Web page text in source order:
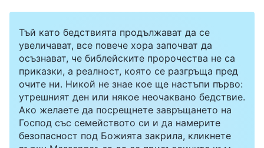
се почувствах малко разстроена заради
извинението си да избегна дълга, затова се
помолих на Бог: „Боже, искам да изпълнявам
дълга си, но клиниката е толкова натоварена
и наистина не мога да напусна. Чувствам се
доста разстроена, че отказвам дълга си, моля
Те, води ме, за да разбера намерението Ти“.
Тъй като бедствията продължават да се
увеличават, все повече хора започват да
осъзнават, че библейските пророчества не са
приказки, а реалност, която се разгръща пред
очите ни. Никой не знае кое ще настъпи първо:
утрешният ден или някое неочаквано бедствие.
Ако желаете да посрещнете завръщането на
Господ със семейството си и да намерите
безопасност под Божията закрила, кликнете